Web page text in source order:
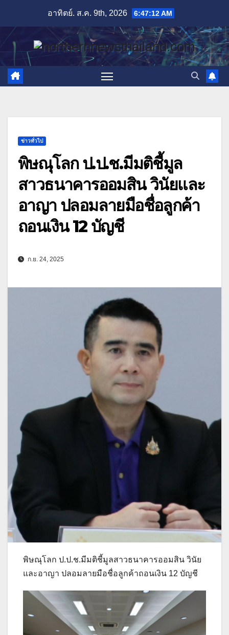
content
อาทิตย์. ส.ค. 9th, 2026 6:47:14 AM
ข่าวทั่วไป
พิษณุโลก ป.ป.ช.มีมติชี้มูล
สาวธนาคารออมสิน วินัยและ
อาญา ปลอมลายมือชื่อลูกค้า
ถอนเงิน 12 บัญชี
ก.ย. 24, 2025
พิษณุโลก ป.ป.ช.มีมติชี้มูลสาวธนาคารออมสิน วินัย
และอาญา ปลอมลายมือชื่อลูกค้าถอนเงิน 12 บัญชี